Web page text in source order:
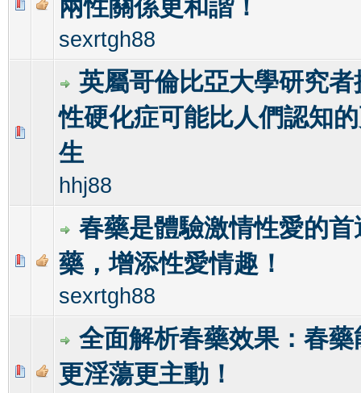
兩性關係更和諧！
sexrtgh88
0 Vote(s) - 0 out of 5 in Average
12 345
英屬哥倫比亞大學研究
性硬化症可能比人們認知
生
hhj88
0 Vote(s) - 0 out of 5 in Average
12 345
春藥是體驗激情性愛的首
藥，增添性愛情趣！
sexrtgh88
0 Vote(s) - 0 out of 5 in Average
1 2345
全面解析春藥效果：春
更淫蕩更主動！
0 Vote(s) - 0 out of 5 in Average
12345